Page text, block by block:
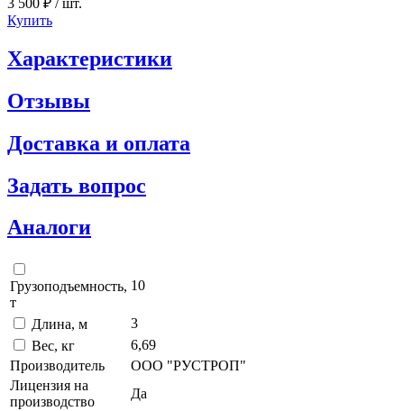
Купить
Характеристики
Отзывы
Доставка и оплата
Задать вопрос
Аналоги
Грузоподъемность,
т
10
Длина, м
3
Вес, кг
6,69
Производитель
ООО "РУСТРОП"
Лицензия на
производство
Да